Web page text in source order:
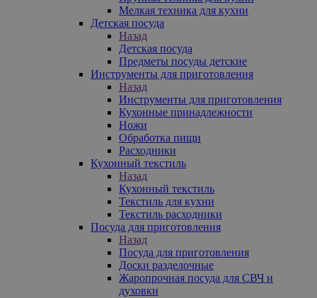
Мелкая техника для кухни
Детская посуда
Назад
Детская посуда
Предметы посуды детские
Инструменты для приготовления
Назад
Инструменты для приготовления
Кухонные принадлежности
Ножи
Обработка пищи
Расходники
Кухонный текстиль
Назад
Кухонный текстиль
Текстиль для кухни
Текстиль расходники
Посуда для приготовления
Назад
Посуда для приготовления
Доски разделочные
Жаропрочная посуда для СВЧ и
духовки